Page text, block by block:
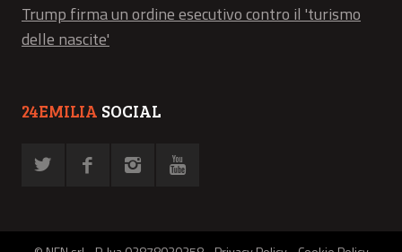
Trump firma un ordine esecutivo contro il 'turismo
delle nascite'
24EMILIA SOCIAL